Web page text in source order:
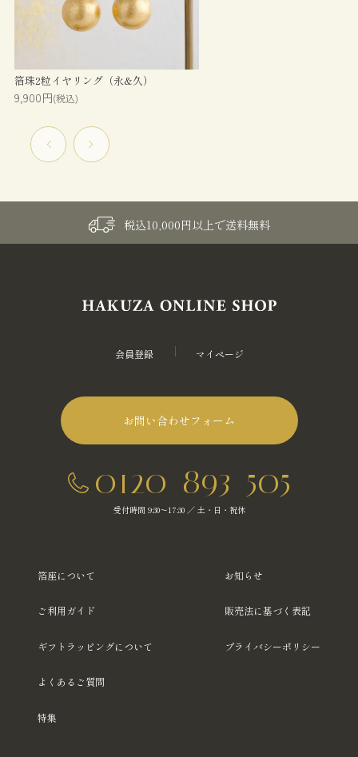
箔珠2粒イヤリング（永&久）
9,900円(税込)
税込10,000円以上で送料無料
会員登録 マイページ
お問い合わせフォーム
0120-893-505
受付時間 9:30～17:30 ／ 土・日・祝休
箔座について
ご利用ガイド
ギフトラッピングについて
よくあるご質問
特集
お知らせ
販売法に基づく表記
プライバシーポリシー